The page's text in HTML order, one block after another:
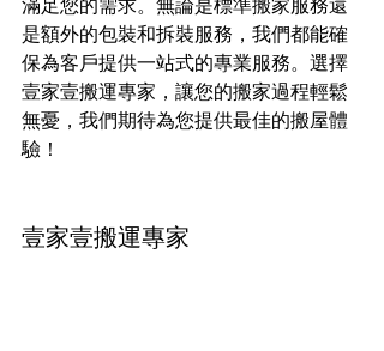
滿足您的需求。無論是標準搬家服務還
是額外的包裝和拆裝服務，我們都能確
保為客戶提供一站式的專業服務。選擇
壹家壹搬運專家，讓您的搬家過程輕鬆
無憂，我們期待為您提供最佳的搬屋體
驗！
壹家壹搬運專家